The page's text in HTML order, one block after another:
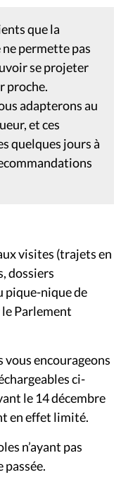
que la
permette pas
se projeter
proche.
adapterons au
et ces
quelques jours à
visites (trajets en
dossiers
pique-nique de
Parlement
vous encourageons
ci-
le 14 décembre
en effet limité.
n’ayant pas
passée.